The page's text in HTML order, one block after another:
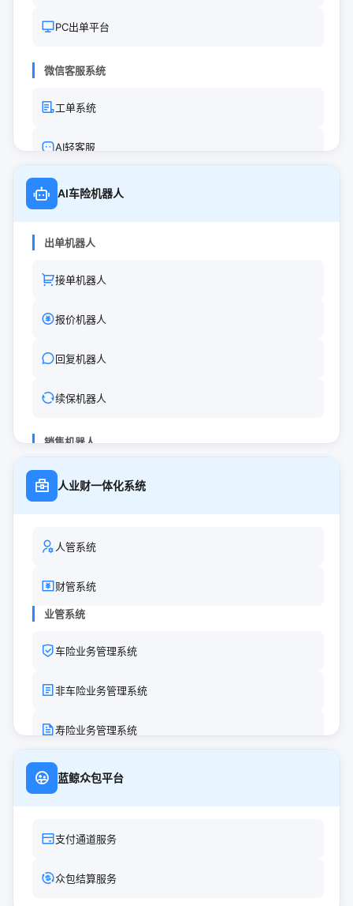
PC出单平台
微信客服系统
工单系统
AI轻客服
其他系统
AI车险机器人
出单机器人
接单机器人
报价机器人
回复机器人
续保机器人
销售机器人
外呼机器人
人业财一体化系统
人管系统
财管系统
业管系统
车险业务管理系统
非车险业务管理系统
寿险业务管理系统
蓝鲸众包平台
支付通道服务
众包结算服务